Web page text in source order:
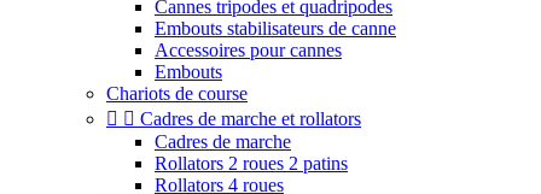
Cannes tripodes et quadripodes
Embouts stabilisateurs de canne
Accessoires pour cannes
Embouts
Chariots de course
  Cadres de marche et rollators
Cadres de marche
Rollators 2 roues 2 patins
Rollators 4 roues